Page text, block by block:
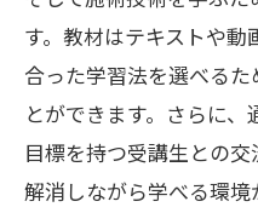
得
収入アップの秘訣
ぶ
整体師として
ック
す。教材はテキストや
合った学習法を選べる
とができます。さらに
目標を持つ受講生との
解消しながら学べる環